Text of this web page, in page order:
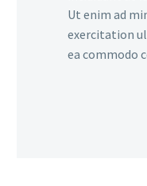
Ut enim ad
exercitation
ea commodo